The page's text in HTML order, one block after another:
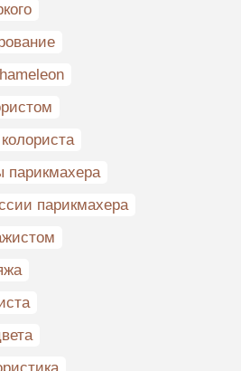
парикмахера
парикмахера